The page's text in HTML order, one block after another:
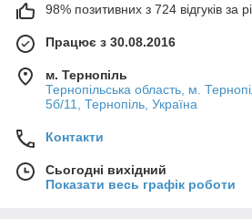
98% позитивних з 724 відгуків за
Працює з 30.08.2016
м. Тернопіль
Тернопільська область, м.
5б/11, Тернопіль, Україна
Контакти
Сьогодні вихідний
Показати весь графік роботи